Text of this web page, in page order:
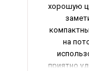
хорошую
на
приятно